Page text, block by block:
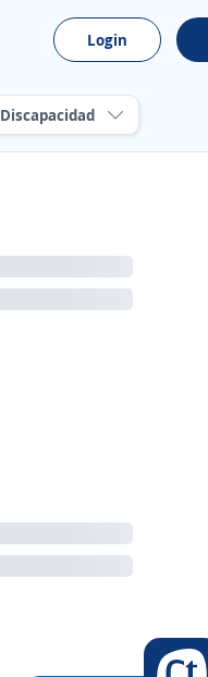
Login
Discapacidad